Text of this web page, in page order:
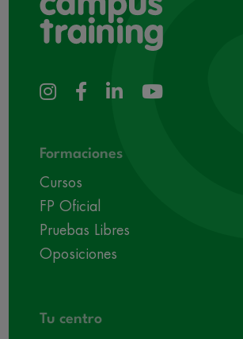
Formaciones
Cursos
FP Oficial
Pruebas Libres
Oposiciones
Tu centro